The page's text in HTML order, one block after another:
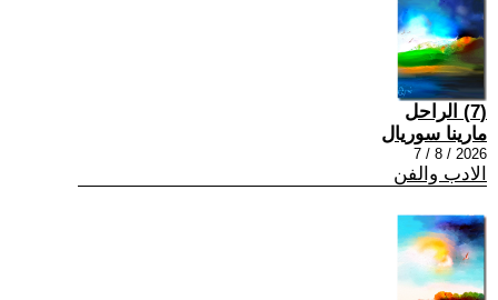
(7) الراحل
مارينا سوريال
2026 / 8 / 7
الادب والفن